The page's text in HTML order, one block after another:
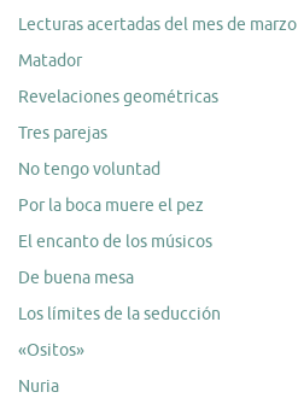
Lecturas acertadas del mes de marzo
Matador
Revelaciones geométricas
Tres parejas
No tengo voluntad
Por la boca muere el pez
El encanto de los músicos
De buena mesa
Los límites de la seducción
«Ositos»
Nuria